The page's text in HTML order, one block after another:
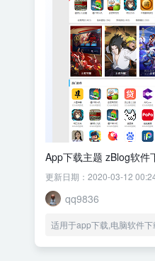
App下载主题 zBlog软件
更新日期：2020-03-12
qq9836
适用于app下载,电脑软件